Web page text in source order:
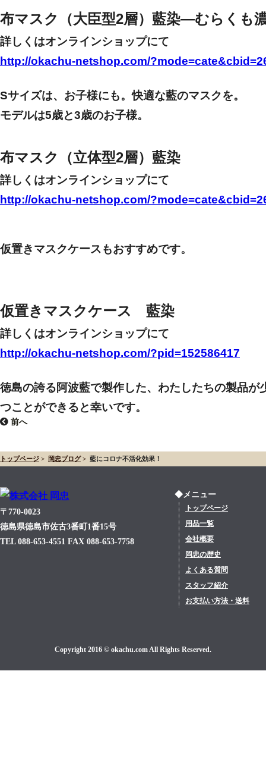
布マスク（大臣型2層）藍染―むらくも
詳しくはオンラインショップにて
http://okachu-netshop.com/
Sサイズは、お子様にも。快適な藍のマスクを。
モデルは5歳と3歳のお子様。
布マスク（立体型2層）藍染
詳しくはオンラインショップにて
http://okachu-netshop.com/
仮置きマスクケースもおすすめです。
仮置きマスクケース 藍染
詳しくはオンラインショップにて
http://okachu-netshop.com/?pid=152586417
徳島の誇る阿波藍で製作した、わたしたちの製品が
つことができると幸いです。
前へ
トップページ > 岡忠ブログ> 藍にコロナ不活化効果！
〒770-0023
徳島県徳島市佐古3番町1番15号
TEL 088-653-4551 FAX 088-653-7758
◆メニュー
トップページ
用品一覧
会社概要
岡忠の歴史
よくある質問
スタッフ紹介
お支払い方法・送料
Copyright 2016 © okachu.com All Rights Reserved.